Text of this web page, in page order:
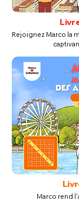
Rejoignez Marco la
Nos illustrations sont
les livres, vous et
vous promener
sûr, à travers les
Cette édition est
esprits dans la
Marco rend